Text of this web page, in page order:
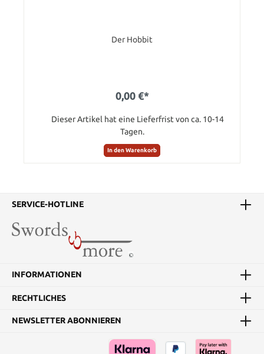
Der Hobbit
0,00 €*
Dieser Artikel hat eine Lieferfrist von ca. 10-14
Tagen.
In den Warenkorb
SERVICE-HOTLINE
INFORMATIONEN
RECHTLICHES
NEWSLETTER ABONNIEREN